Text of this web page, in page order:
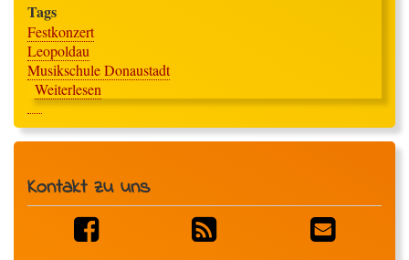
Tags
Festkonzert
Leopoldau
Musikschule Donaustadt
Weiterlesen
Festkonzert
"10
Jahre
Corporation"
Kontakt zu uns